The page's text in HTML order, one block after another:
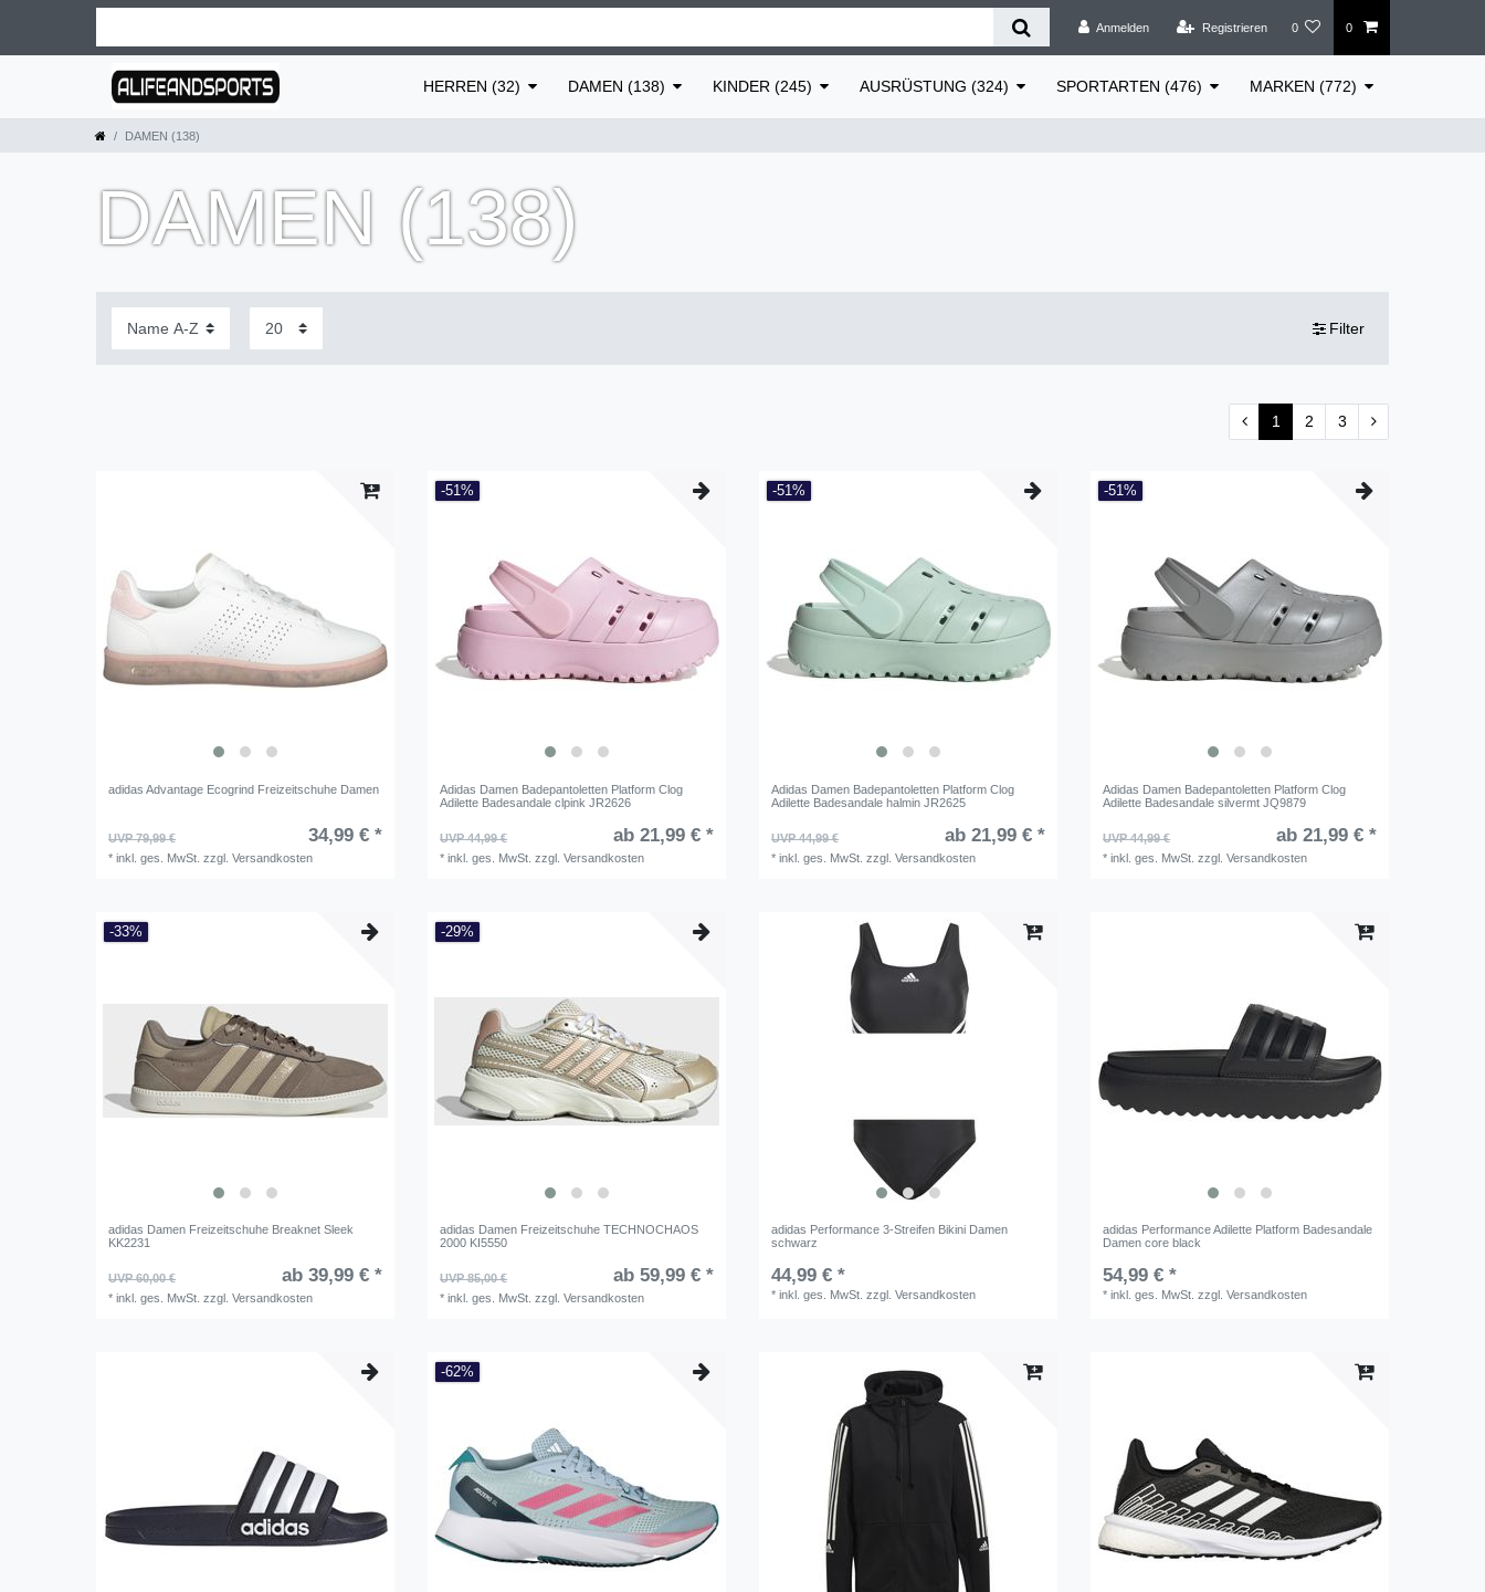
Anmelden Registrieren 0 0
HERREN (32) DAMEN (138) KINDER (245) AUSRÜSTUNG (324) SPORTARTEN (476) MARKEN (772)
DAMEN (138)
DAMEN (138)
Filter
1 2 3
adidas Advantage Ecogrind Freizeitschuhe Damen
UVP 79,99 € 34,99 € *
*inkl. ges. MwSt. zzgl.Versandkosten
-51%
Adidas Damen Badepantoletten Platform Clog
Adilette Badesandale clpink JR2626
UVP 44,99 € ab 21,99 € *
*inkl. ges. MwSt. zzgl.Versandkosten
-51%
Adidas Damen Badepantoletten Platform Clog
Adilette Badesandale halmin JR2625
UVP 44,99 € ab 21,99 € *
*inkl. ges. MwSt. zzgl.Versandkosten
-51%
Adidas Damen Badepantoletten Platform Clog
Adilette Badesandale silvermt JQ9879
UVP 44,99 € ab 21,99 € *
*inkl. ges. MwSt. zzgl.Versandkosten
-33%
adidas Damen Freizeitschuhe Breaknet Sleek
KK2231
UVP 60,00 € ab 39,99 € *
*inkl. ges. MwSt. zzgl.Versandkosten
-29%
adidas Damen Freizeitschuhe TECHNOCHAOS
2000 KI5550
UVP 85,00 € ab 59,99 € *
*inkl. ges. MwSt. zzgl.Versandkosten
adidas Performance 3-Streifen Bikini Damen
schwarz
44,99 € *
*inkl. ges. MwSt. zzgl.Versandkosten
adidas Performance Adilette Platform Badesandale
Damen core black
54,99 € *
*inkl. ges. MwSt. zzgl.Versandkosten
-62%